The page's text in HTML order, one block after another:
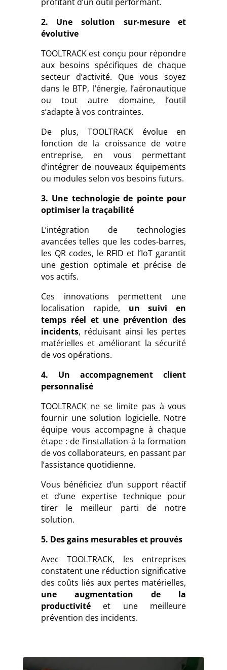
2. Une solution sur-mesure et
évolutive
TOOLTRACK est conçu pour répondre
aux besoins spécifiques de chaque
secteur d’activité. Que vous soyez
dans le BTP, l’énergie, l’aéronautique
ou tout autre domaine, l’outil
s’adapte à vos contraintes.
De plus, TOOLTRACK évolue en
fonction de la croissance de votre
entreprise, en vous permettant
d’intégrer de nouveaux équipements
ou modules selon vos besoins futurs.
3. Une technologie de pointe pour
optimiser la traçabilité
L’intégration de technologies
avancées telles que les codes-barres,
les QR codes, le RFID et l’IoT garantit
une gestion optimale et précise de
vos actifs.
Ces innovations permettent une
localisation rapide, un suivi en
temps réel et une prévention des
incidents, réduisant ainsi les pertes
matérielles et améliorant la sécurité
de vos opérations.
4. Un accompagnement client
personnalisé
TOOLTRACK ne se limite pas à vous
fournir une solution logicielle. Notre
équipe vous accompagne à chaque
étape : de l’installation à la formation
de vos collaborateurs, en passant par
l’assistance quotidienne.
Vous bénéficiez d’un support réactif
et d’une expertise technique pour
tirer le meilleur parti de notre
solution.
5. Des gains mesurables et prouvés
Avec TOOLTRACK, les entreprises
constatent une réduction significative
des coûts liés aux pertes matérielles,
une augmentation de la
productivitéet une meilleure
prévention des incidents.